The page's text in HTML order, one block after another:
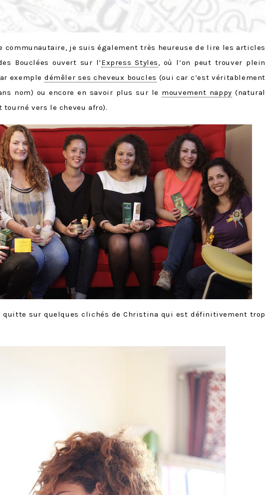
communautaire, je suis également très heureuse de lire les articles
Bouclées ouvert sur l’Express Styles, où l’on peut trouver plein
exempledémêler ses cheveux boucles (oui car c’est véritablement
nom) ou encore en savoir plus sur le mouvement nappy (natural
tourné vers le cheveu afro).
quitte sur quelques clichés de Christina qui est définitivement trop